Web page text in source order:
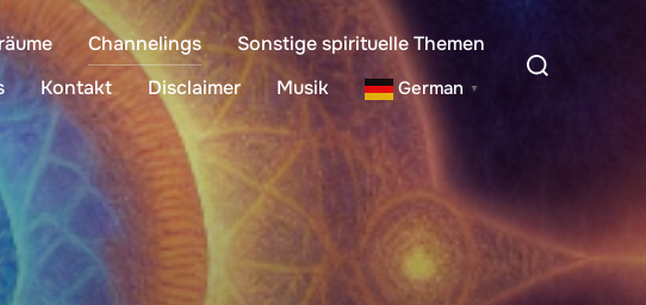
Channelings
Sonstige spirituelle Themen
Kontakt Disclaimer Musik German ▼
Suchen